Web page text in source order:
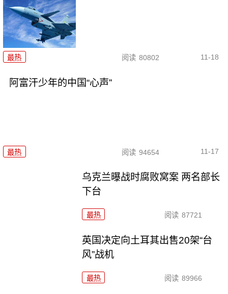
最热 阅读 80802 11-18
阿富汗少年的中国“心声”
最热 阅读 94654 11-17
乌克兰曝战时腐败窝案 两名部长
下台
最热 阅读 87721
英国决定向土耳其出售20架“台
风”战机
最热 阅读 89966